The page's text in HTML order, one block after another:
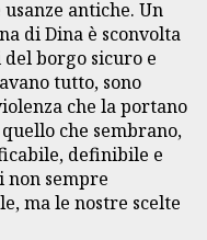
antiche. Un
di Dina è sconvolta
borgo sicuro e
tutto, sono
che la portano
che sembrano,
definibile e
sempre
ma le nostre scelte